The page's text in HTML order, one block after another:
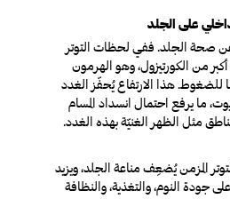
على الجلد
صحة الجلد. ففي لحظات التوتر
من الكورتيزول، وهو الهرمون
للضغوط. هذا الارتفاع يُحفّز الغدد
ما يرفع احتمال انسداد المسام
مثل الظهر الغنيّة بهذه الغدد.
المزمن يُضعِف مناعة الجلد، ويزيد
على جودة النوم، والتغذية، والنظافة